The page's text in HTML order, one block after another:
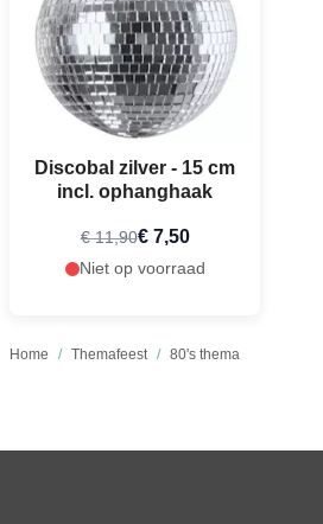
Home / Themafeest / 80's thema
Discobal zilver - 15 cm
incl. ophanghaak
€ 11,90€ 7,50
Niet op voorraad